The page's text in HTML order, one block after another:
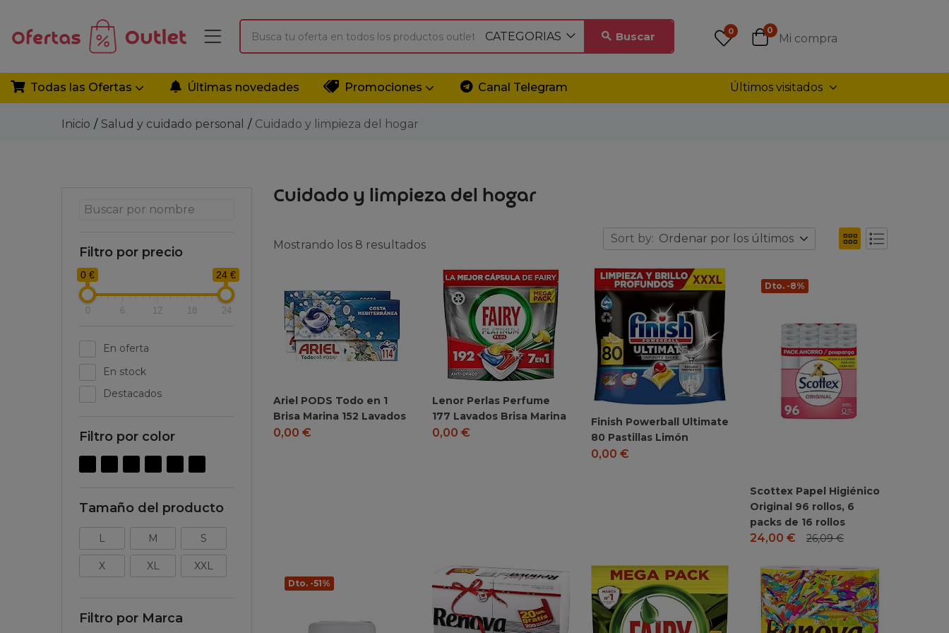
CATEGORIAS Buscar 0 0
Mi compra
Todas las Ofertas Últimas novedades Promociones Canal Telegram Últimos visitados
Inicio Salud y cuidado personal Cuidado y limpieza del hogar
Filtro por precio
0 € 24 €
0 6 12 18 24
En oferta
En stock
Destacados
Filtro por color
Tamaño del producto
L M S
X XL XXL
Filtro por Marca
Cuidado y limpieza del hogar
Mostrando los 8 resultados Sort by: Ordenar por los últimos
Ariel PODS Todo en 1
Brisa Marina 152 Lavados
0,00 €
Lenor Perlas Perfume
177 Lavados Brisa Marina
0,00 €
Finish Powerball Ultimate
80 Pastillas Limón
0,00 €
Dto. -8%
Scottex Papel Higiénico
Original 96 rollos, 6
packs de 16 rollos
24,00 € 26,09€
Dto. -51%